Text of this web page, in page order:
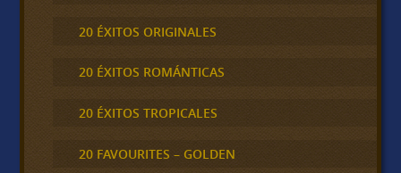
20 ÉXITOS ORIGINALES
20 ÉXITOS ROMÁNTICAS
20 ÉXITOS TROPICALES
20 FAVOURITES – GOLDEN